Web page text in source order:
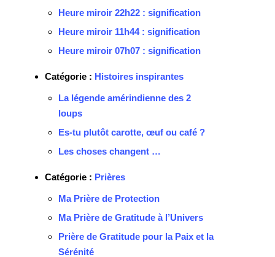
Heure miroir 22h22 : signification
Heure miroir 11h44 : signification
Heure miroir 07h07 : signification
Catégorie : Histoires inspirantes
La légende amérindienne des 2
loups
Es-tu plutôt carotte, œuf ou café ?
Les choses changent …
Catégorie : Prières
Ma Prière de Protection
Ma Prière de Gratitude à l’Univers
Prière de Gratitude pour la Paix et la
Sérénité